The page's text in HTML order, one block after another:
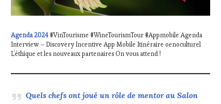
Agenda 2024#VinTourisme #WineTourismTour #Appmobile Agenda
Interview – Discovery Incentive App Mobile Itinéraire oenoculturel
L’éthique et les nouveaux partenaires On vous attend !
Quels chefs ont joué un rôle de mentor au Salon